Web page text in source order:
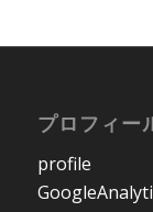
プロフィー
profile